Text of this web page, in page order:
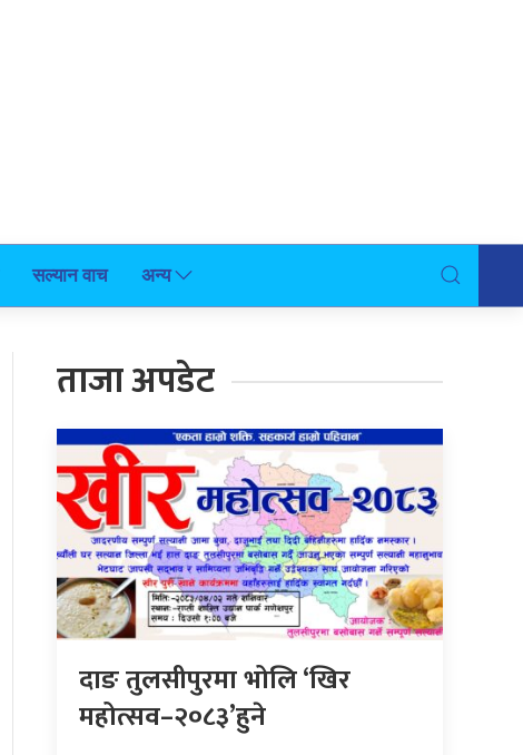
सल्यान वाच अन्य
ताजा अपडेट
दाङ तुलसीपुरमा भोलि ‘खिर
महोत्सव–२०८३’हुने